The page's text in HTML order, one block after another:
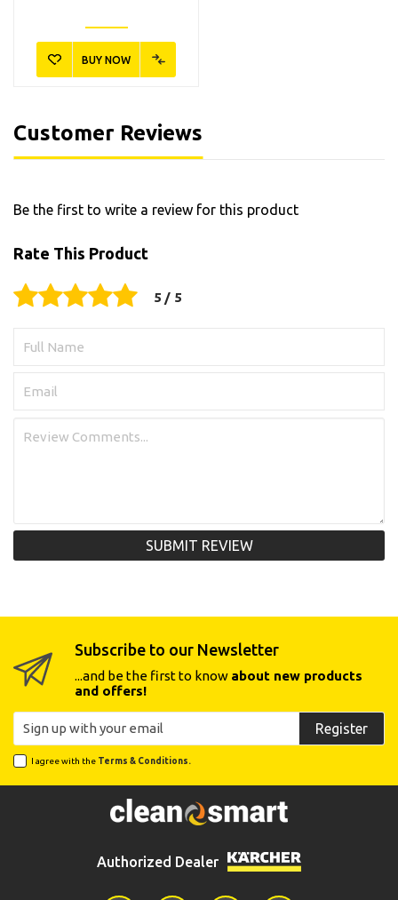
BUY NOW
Customer Reviews
Be the first to write a review for this product
Rate This Product
SUBMIT REVIEW
Subscribe to our Newsletter
...and be the first to know about new products
and offers!
Register
I agree with the Terms & Conditions.
Authorized Dealer